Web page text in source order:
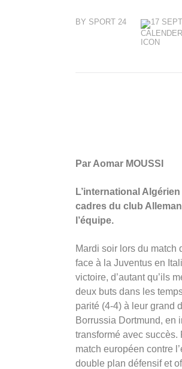
BY SPORT 24 17
Par Aomar MOUSSI
L’international
cadres du club
l’équipe.
Mardi soir lors du match
face à la Juventus en
victoire, d’autant qu’ils
deux buts dans les
parité (4-4) à leur grand
Borrussia Dortmund, en
transformé avec succès.
match européen contre
double plan défensif et